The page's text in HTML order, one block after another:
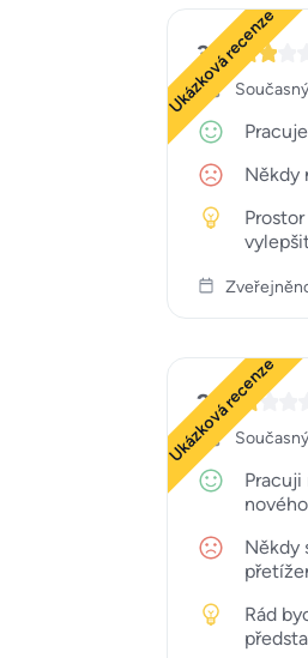
Ukázková recenze
3
Někdy
Ukázková recenze
2
Někdy
Rád